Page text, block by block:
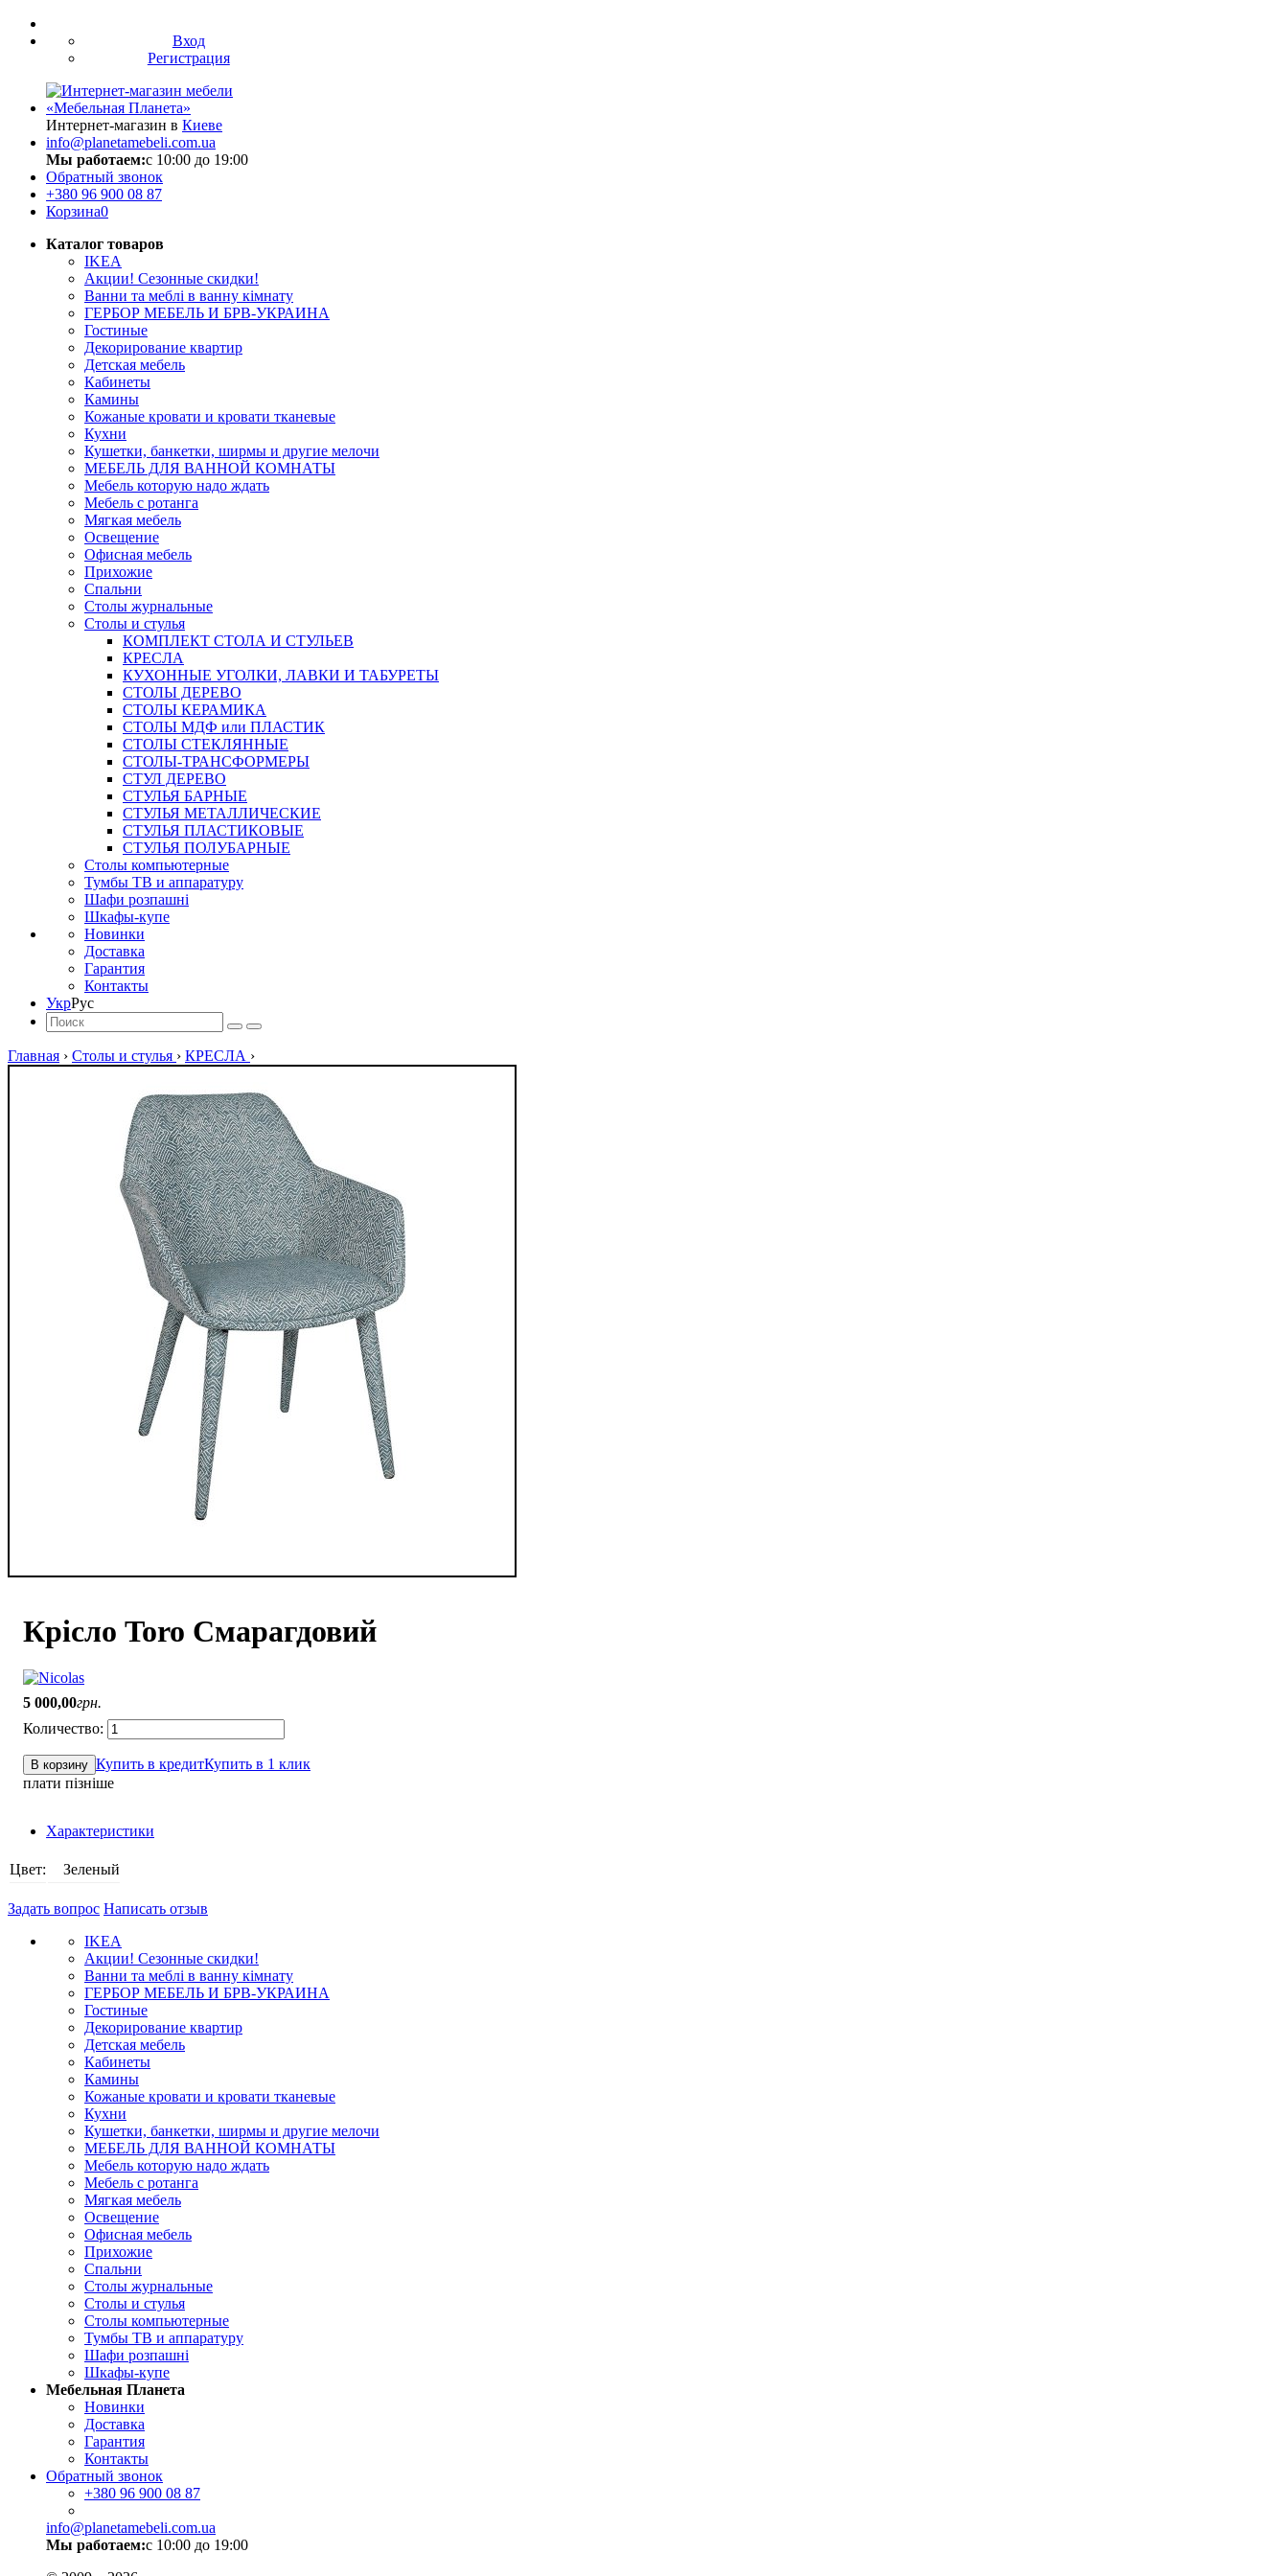
Вход
Регистрация
Интернет-магазин в Киеве
info@planetamebeli.com.ua
Мы работаем:с 10:00 до 19:00
Обратный звонок
+380 96 900 08 87
Корзина0
Каталог товаров
IKEA
Акции! Сезонные скидки!
Ванни та меблі в ванну кімнату
ГЕРБОР МЕБЕЛЬ И БРВ-УКРАИНА
Гостиные
Декорирование квартир
Детская мебель
Кабинеты
Камины
Кожаные кровати и кровати тканевые
Кухни
Кушетки, банкетки, ширмы и другие мелочи
МЕБЕЛЬ ДЛЯ ВАННОЙ КОМНАТЫ
Мебель которую надо ждать
Мебель с ротанга
Мягкая мебель
Освещение
Офисная мебель
Прихожие
Спальни
Столы журнальные
Столы и стулья
КОМПЛЕКТ СТОЛА И СТУЛЬЕВ
КРЕСЛА
КУХОННЫЕ УГОЛКИ, ЛАВКИ И ТАБУРЕТЫ
СТОЛЫ ДЕРЕВО
СТОЛЫ КЕРАМИКА
СТОЛЫ МДФ или ПЛАСТИК
СТОЛЫ СТЕКЛЯННЫЕ
СТОЛЫ-ТРАНСФОРМЕРЫ
СТУЛ ДЕРЕВО
СТУЛЬЯ БАРНЫЕ
СТУЛЬЯ МЕТАЛЛИЧЕСКИЕ
СТУЛЬЯ ПЛАСТИКОВЫЕ
СТУЛЬЯ ПОЛУБАРНЫЕ
Столы компьютерные
Тумбы ТВ и аппаратуру
Шафи розпашні
Шкафы-купе
Новинки
Доставка
Гарантия
Контакты
УкрРус
Главная › Столы и стулья › КРЕСЛА ›
Крісло Toro Смарагдовий
5 000,00грн.
В корзину Купить в кредитКупить в 1 клик
плати пізніше
Характеристики
Цвет: Зеленый
Задать вопрос Написать отзыв
IKEA
Акции! Сезонные скидки!
Ванни та меблі в ванну кімнату
ГЕРБОР МЕБЕЛЬ И БРВ-УКРАИНА
Гостиные
Декорирование квартир
Детская мебель
Кабинеты
Камины
Кожаные кровати и кровати тканевые
Кухни
Кушетки, банкетки, ширмы и другие мелочи
МЕБЕЛЬ ДЛЯ ВАННОЙ КОМНАТЫ
Мебель которую надо ждать
Мебель с ротанга
Мягкая мебель
Освещение
Офисная мебель
Прихожие
Спальни
Столы журнальные
Столы и стулья
Столы компьютерные
Тумбы ТВ и аппаратуру
Шафи розпашні
Шкафы-купе
Мебельная Планета
Новинки
Доставка
Гарантия
Контакты
Обратный звонок
+380 96 900 08 87
info@planetamebeli.com.ua
Мы работаем:с 10:00 до 19:00